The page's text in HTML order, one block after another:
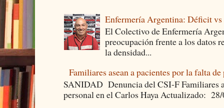
Enfermería Argentina: Déficit
El Colectivo de Enfermería
preocupación frente a los datos
la densidad...
Familiares asean a pacientes por la falta
SANIDAD Denuncia del CSI-F Familiares
personal en el Carlos Haya Actualizado: